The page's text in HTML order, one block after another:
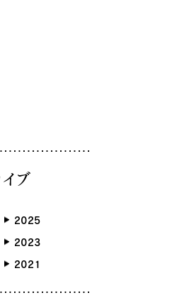
会社紹介
スタッフ紹介
採用情報
ブ
2025
2023
2021